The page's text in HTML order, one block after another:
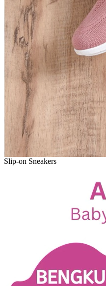
Slip-on Sneakers